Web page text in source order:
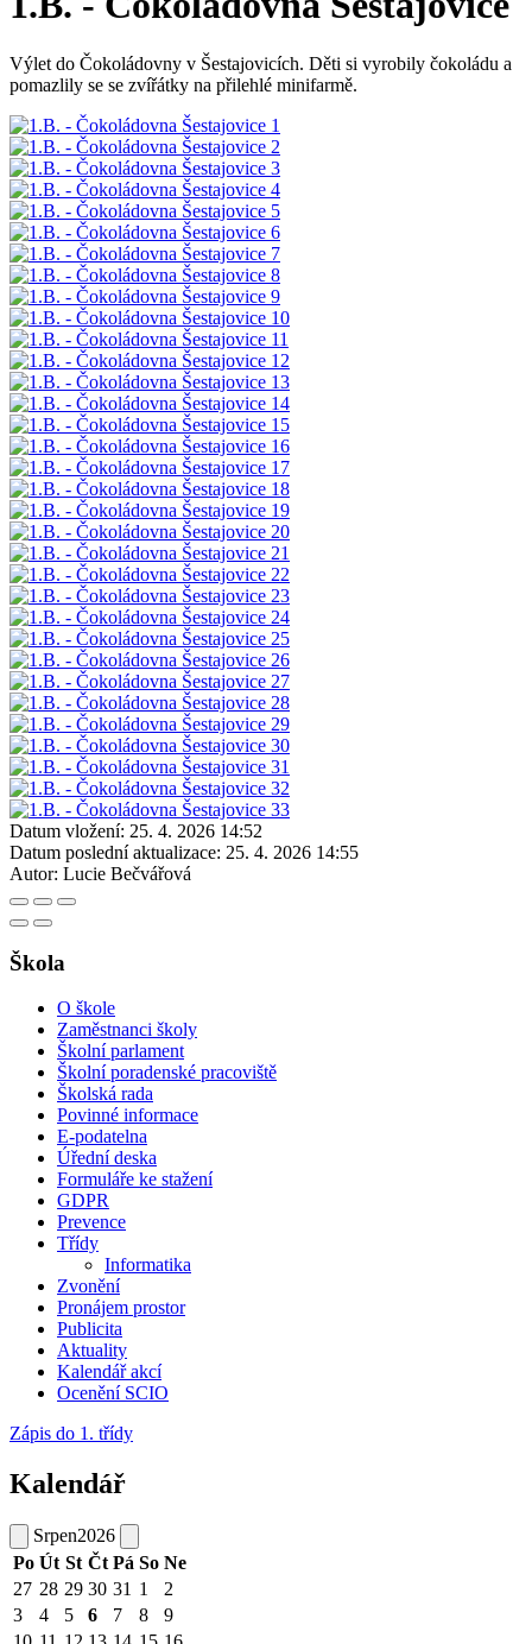
Výlet do Čokoládovny v Šestajovicích. Děti si vyrobily čokoládu a
pomazlily se se zvířátky na přilehlé minifarmě.
Datum vložení: 25. 4. 2026 14:52
Datum poslední aktualizace: 25. 4. 2026 14:55
Autor: Lucie Bečvářová
Škola
O škole
Zaměstnanci školy
Školní parlament
Školní poradenské pracoviště
Školská rada
Povinné informace
E-podatelna
Úřední deska
Formuláře ke stažení
GDPR
Prevence
Třídy
Informatika
Zvonění
Pronájem prostor
Publicita
Aktuality
Kalendář akcí
Ocenění SCIO
Zápis do 1. třídy
Kalendář
Srpen2026
Po Út St Čt Pá So Ne
27 28 29 30 31 1
2
3
4 5 6 7 8
9